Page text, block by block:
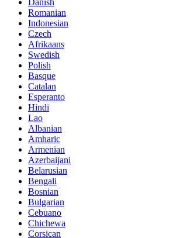
Danish
Romanian
Indonesian
Czech
Afrikaans
Swedish
Polish
Basque
Catalan
Esperanto
Hindi
Lao
Albanian
Amharic
Armenian
Azerbaijani
Belarusian
Bengali
Bosnian
Bulgarian
Cebuano
Chichewa
Corsican